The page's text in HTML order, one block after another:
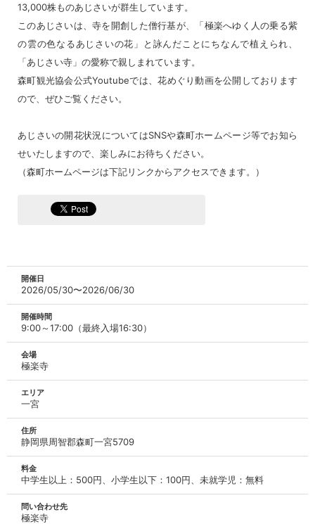
13,000株ものあじさいが群生しています。
このあじさいは、寺を開創した僧行基が、「極楽へゆく人の乗る紫
の雲の色なるあじさいの花」と詠んだことにちなんで植えられ、
「あじさい寺」の愛称で親しまれています。
森町観光協会公式Youtubeでは、花めぐり動画を公開しております
ので、ぜひご覧ください。
あじさいの開花状況についてはSNSや森町ホームページ等でお知ら
せいたしますので、楽しみにお待ちください。
（森町ホームページは下記リンクからアクセスできます。）
開催日
2026/05/30〜2026/06/30
開催時間
9:00～17:00（最終入場16:30）
会場
極楽寺
エリア
一宮
住所
静岡県周智郡森町一宮5709
料金
中学生以上：500円、小学生以下：100円、未就学児：無料
問い合わせ先
極楽寺